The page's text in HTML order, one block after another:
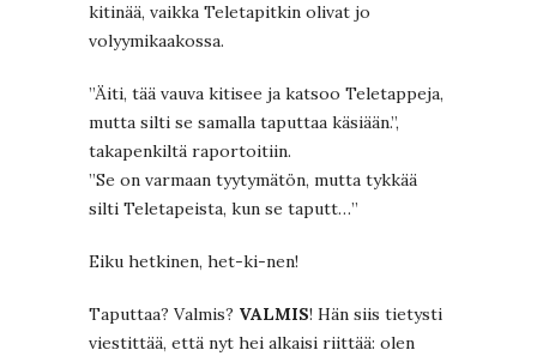
kitinää, vaikka Teletapitkin olivat jo
volyymikaakossa.
”Äiti, tää vauva kitisee ja katsoo Teletappeja,
mutta silti se samalla taputtaa käsiään.”,
takapenkiltä raportoitiin.
”Se on varmaan tyytymätön, mutta tykkää
silti Teletapeista, kun se taputt…”
Eiku hetkinen, het-ki-nen!
Taputtaa? Valmis? VALMIS! Hän siis tietysti
viestittää, että nyt hei alkaisi riittää: olen